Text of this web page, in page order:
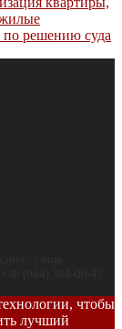
по решению суда
чтобы
лучший